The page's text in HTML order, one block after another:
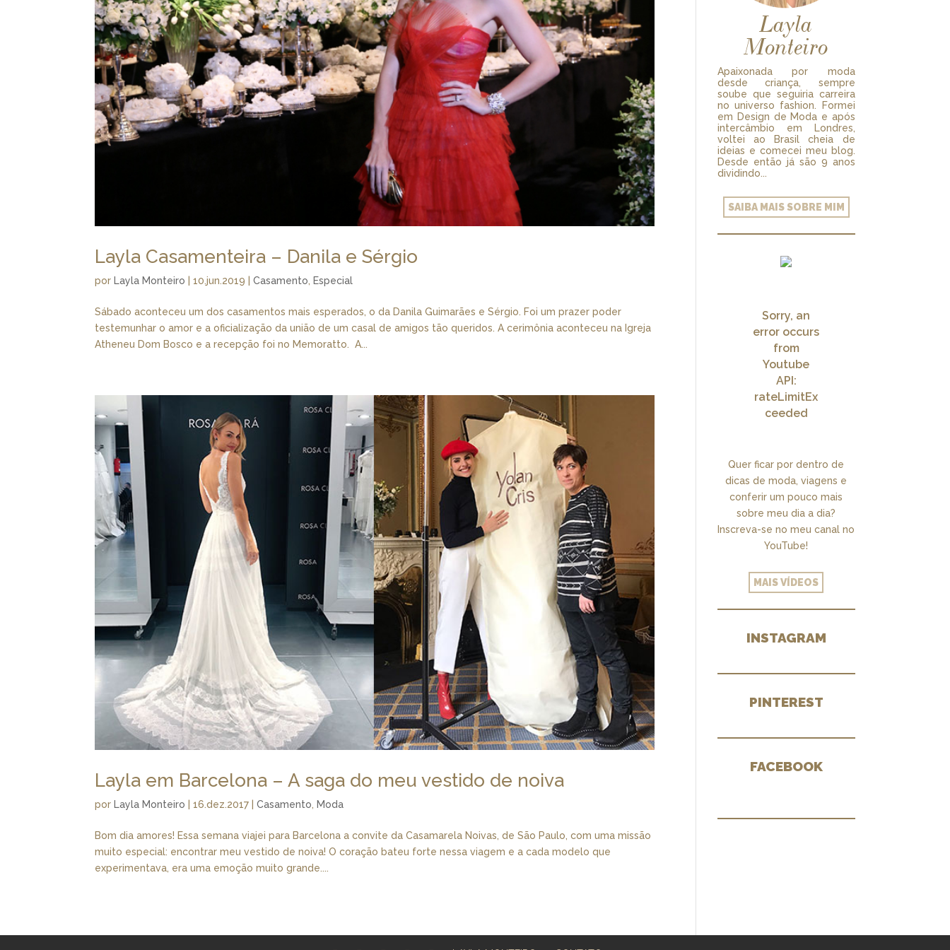
Layla Casamenteira – Danila e Sérgio
porLayla Monteiro |10.jun.2019 |Casamento,Especial
Sábado aconteceu um dos casamentos mais esperados, o da Danila Guimarães e Sérgio. Foi um prazer poder
testemunhar o amor e a oficialização da união de um casal de amigos tão queridos. A cerimônia aconteceu na Igreja
Atheneu Dom Bosco e a recepção foi no Memoratto. A...
Layla em Barcelona – A saga do meu vestido de noiva
por Layla Monteiro |16.dez.2017 |Casamento, Moda
Bom dia amores! Essa semana viajei para Barcelona a convite da Casamarela Noivas, de São Paulo, com uma missão
muito especial: encontrar meu vestido de noiva! O coração bateu forte nessa viagem e a cada modelo que
experimentava, era uma emoção muito grande....
Layla
Monteiro
Apaixonada por moda
desde criança, sempre
soube que seguiria carreira
no universo fashion. Formei
em Design de Moda e após
intercâmbio em Londres,
voltei ao Brasil cheia de
ideias e comecei meu blog.
Desde então já são 9 anos
dividindo...
SAIBA MAIS SOBRE MIM
Sorry, an
error occurs
from
Youtube
API:
rateLimitEx
ceeded
Quer ficar por dentro de
dicas de moda, viagens e
conferir um pouco mais
sobre meu dia a dia?
Inscreva-se no meu canal no
YouTube!
MAIS VÍDEOS
INSTAGRAM
PINTEREST
FACEBOOK